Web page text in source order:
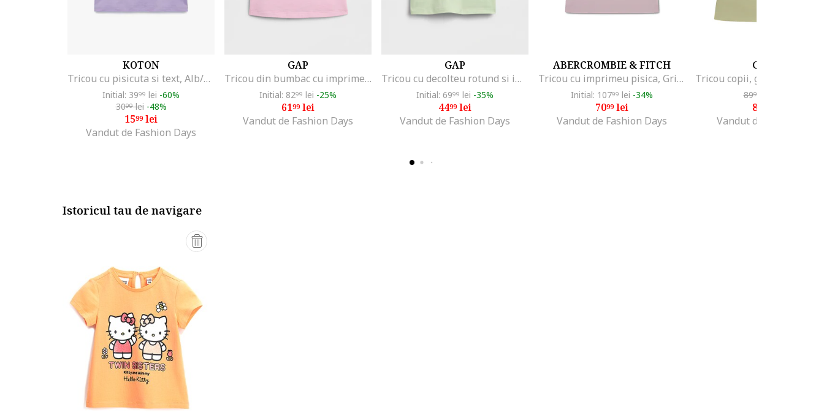
KOTON
Tricou cu pisicuta si text, Alb/Lila
Initial: 3999 lei -60%
3099lei -48%
1599lei
Vandut de Fashion Days
GAP
Tricou din bumbac cu imprimeu grafic, Roz pastel
Initial: 8299 lei -25%
6199lei
Vandut de Fashion Days
GAP
Tricou cu decolteu rotund si imprimeu, Verde pal
Initial: 6999 lei -35%
4499lei
Vandut de Fashion Days
ABERCROMBIE & FITCH
Tricou cu imprimeu pisica, Gri/Maro camel/Roz stins
Initial: 10799 lei -34%
7099lei
Vandut de Fashion Days
GUESS
8999
80
Vandut de MODIVO SA
Istoricul tau de navigare